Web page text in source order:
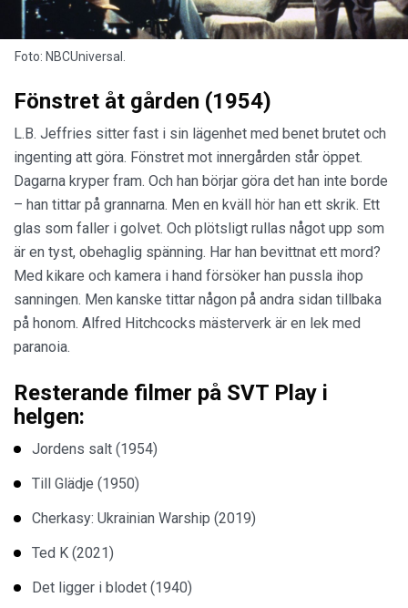
Foto: NBCUniversal.
Fönstret åt gården (1954)
L.B. Jeffries sitter fast i sin lägenhet med benet brutet och
ingenting att göra. Fönstret mot innergården står öppet.
Dagarna kryper fram. Och han börjar göra det han inte borde
– han tittar på grannarna. Men en kväll hör han ett skrik. Ett
glas som faller i golvet. Och plötsligt rullas något upp som
är en tyst, obehaglig spänning. Har han bevittnat ett mord?
Med kikare och kamera i hand försöker han pussla ihop
sanningen. Men kanske tittar någon på andra sidan tillbaka
på honom. Alfred Hitchcocks mästerverk är en lek med
paranoia.
Resterande filmer på SVT Play i
helgen:
Jordens salt (1954)
Till Glädje (1950)
Cherkasy: Ukrainian Warship (2019)
Ted K (2021)
Det ligger i blodet (1940)